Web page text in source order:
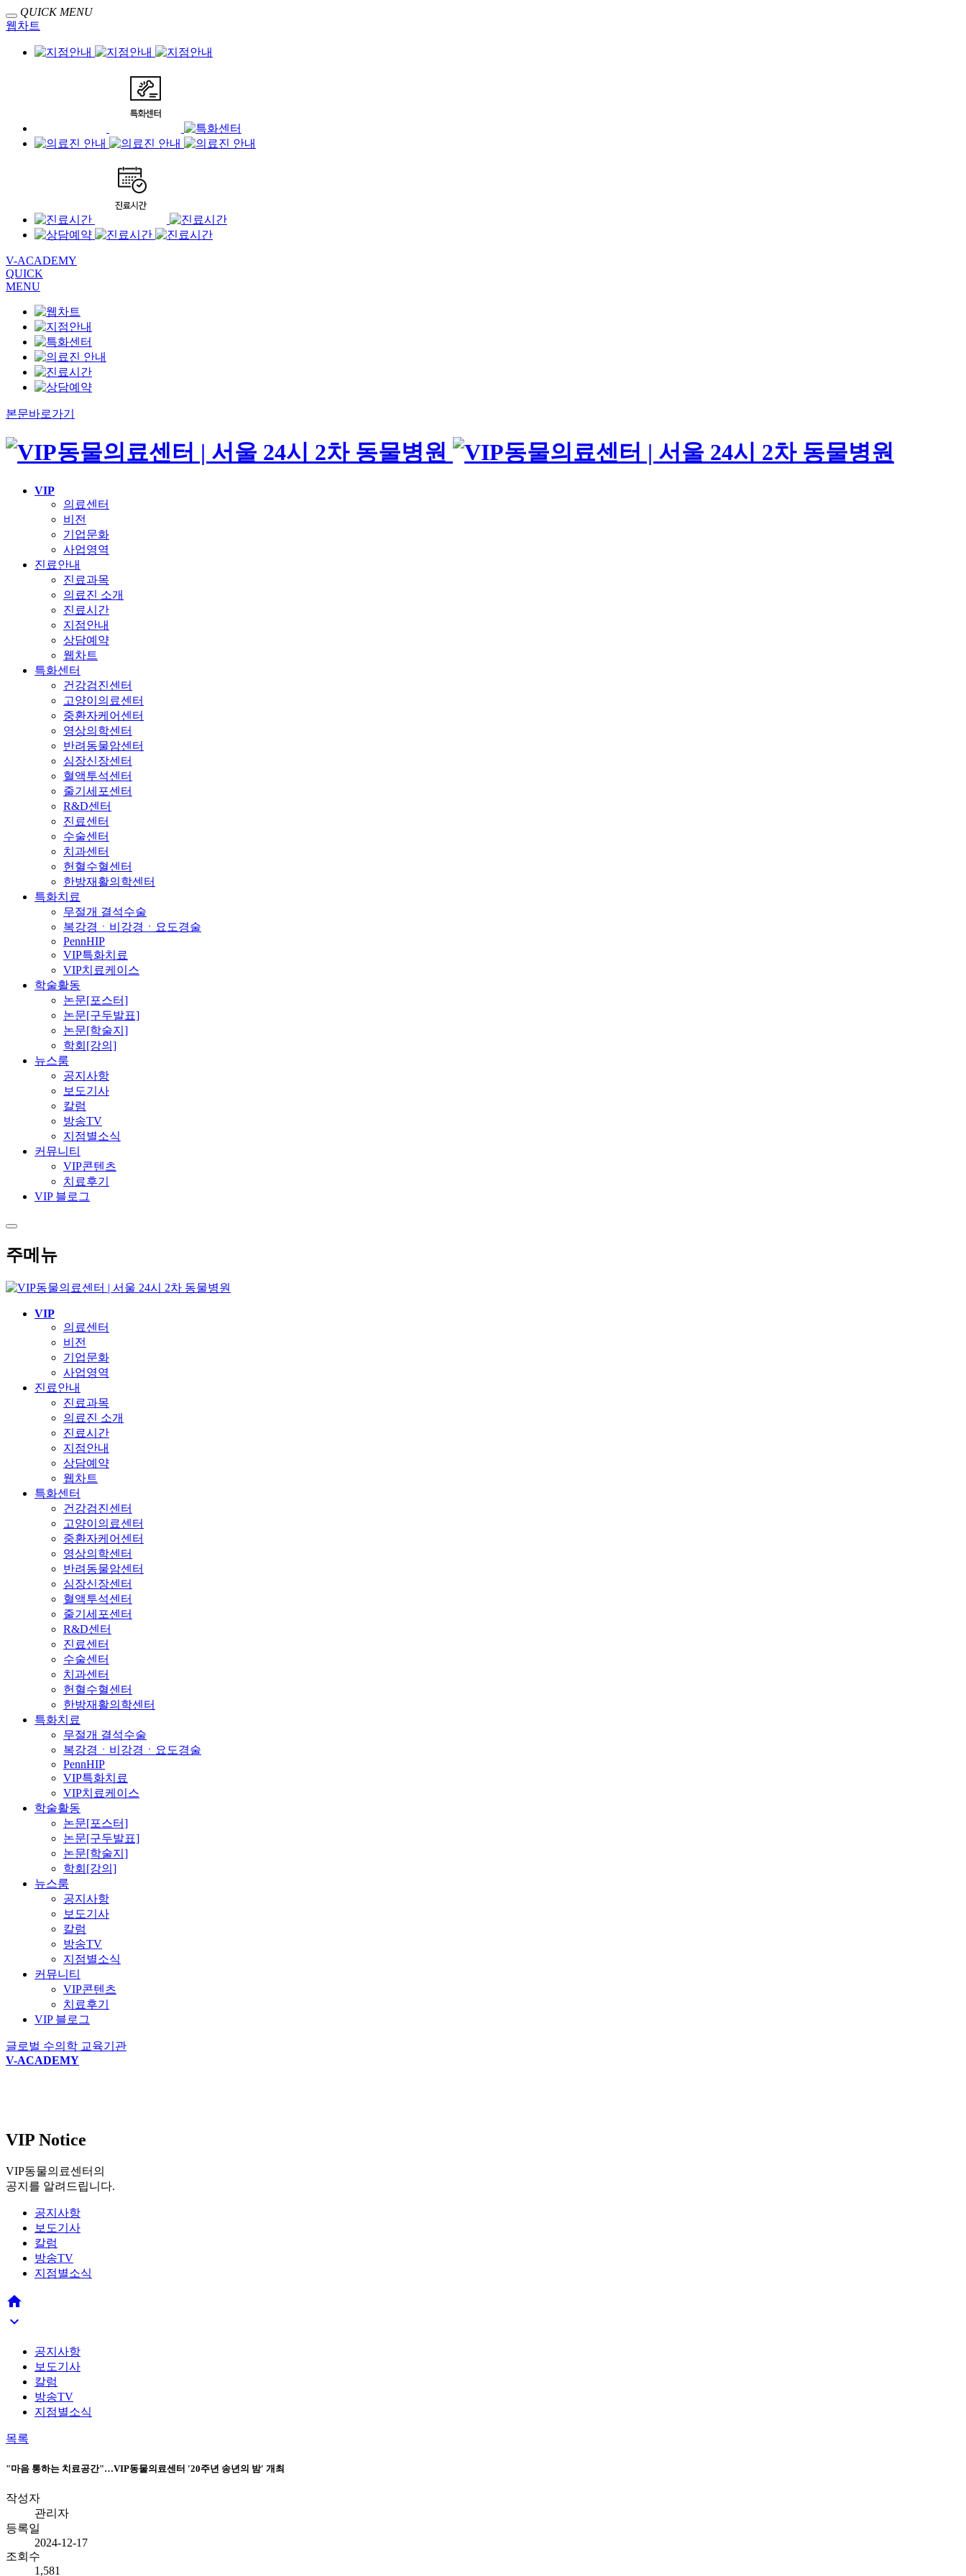
QUICK MENU
웹차트
V-ACADEMY
QUICK
MENU
본문바로가기
VIP
의료센터
비전
기업문화
사업영역
진료안내
진료과목
의료진 소개
진료시간
지점안내
상담예약
웹차트
특화센터
건강검진센터
고양이의료센터
중환자케어센터
영상의학센터
반려동물암센터
심장신장센터
혈액투석센터
줄기세포센터
R&D센터
진료센터
수술센터
치과센터
헌혈수혈센터
한방재활의학센터
특화치료
무절개 결석수술
복강경ㆍ비강경ㆍ요도경술
PennHIP
VIP특화치료
VIP치료케이스
학술활동
논문[포스터]
논문[구두발표]
논문[학술지]
학회[강의]
뉴스룸
공지사항
보도기사
칼럼
방송TV
지점별소식
커뮤니티
VIP콘텐츠
치료후기
VIP 블로그
주메뉴
VIP
의료센터
비전
기업문화
사업영역
진료안내
진료과목
의료진 소개
진료시간
지점안내
상담예약
웹차트
특화센터
건강검진센터
고양이의료센터
중환자케어센터
영상의학센터
반려동물암센터
심장신장센터
혈액투석센터
줄기세포센터
R&D센터
진료센터
수술센터
치과센터
헌혈수혈센터
한방재활의학센터
특화치료
무절개 결석수술
복강경ㆍ비강경ㆍ요도경술
PennHIP
VIP특화치료
VIP치료케이스
학술활동
논문[포스터]
논문[구두발표]
논문[학술지]
학회[강의]
뉴스룸
공지사항
보도기사
칼럼
방송TV
지점별소식
커뮤니티
VIP콘텐츠
치료후기
VIP 블로그
글로벌 수의학 교육기관
V-ACADEMY
VIP Notice
VIP동물의료센터의
공지를 알려드립니다.
공지사항
보도기사
칼럼
방송TV
지점별소식


공지사항
보도기사
칼럼
방송TV
지점별소식
목록
"마음 통하는 치료공간"…VIP동물의료센터 '20주년 송년의 밤' 개최
작성자
관리자
등록일
2024-12-17
조회수
1,581